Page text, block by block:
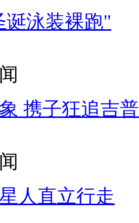
诞泳装裸跑"
携子狂追吉
人直立行走